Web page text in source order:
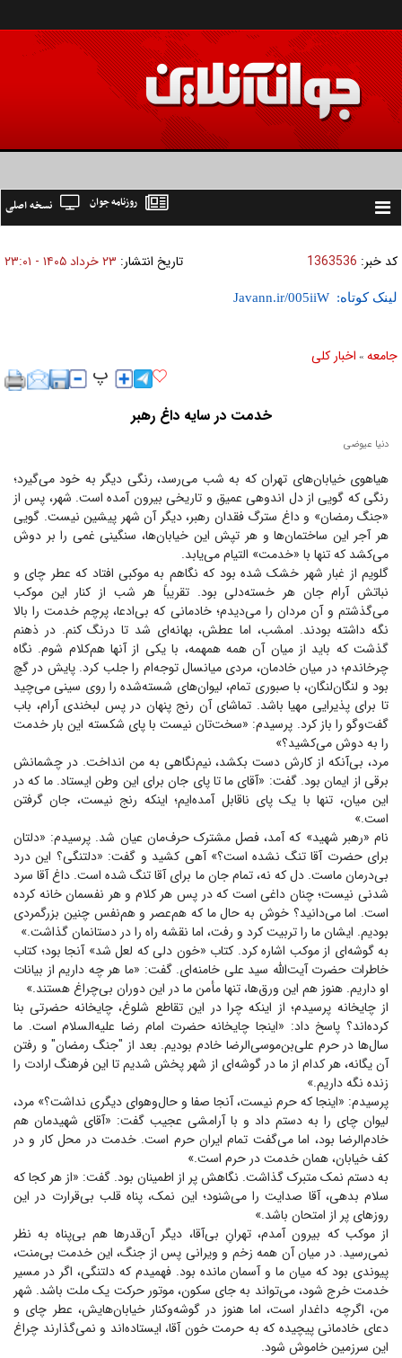
Toggle
نسخه اصلی روزنامه جوان
کد خبر: 1363536 تاریخ انتشار: ۲۳ خرداد ۱۴۰۵ - ۲۳:۰۱
لینک کوتاه:
جامعه » اخبار كلی
خدمت در سایه داغ رهبر
دنیا عیوضی
هیاهوی خیابان‌های تهران که به شب می‌رسد، رنگی دیگر به خود می‌گیرد؛
رنگی که گویی از دل اندوهی عمیق و تاریخی بیرون آمده است. شهر، پس از
«جنگ رمضان» و داغ سترگ فقدان رهبر، دیگر آن شهر پیشین نیست. گویی
هر آجر این ساختمان‌ها و هر تپش این خیابان‌ها، سنگینی غمی را بر دوش
می‌کشد که تنها با «خدمت» التیام می‌یابد.
گلویم از غبار شهر خشک شده بود که نگاهم به موکبی افتاد که عطر چای و
نباتش آرام جان هر خسته‌دلی بود. تقریباً هر شب از کنار این موکب
می‌گذشتم و آن مردان را می‌دیدم؛ خادمانی که بی‌ادعا، پرچم خدمت را بالا
نگه داشته بودند. امشب، اما عطش، بهانه‌ای شد تا درنگ کنم. در ذهنم
گذشت که باید از میان آن همه همهمه، با یکی از آنها هم‌کلام شوم. نگاه
چرخاندم؛ در میان خادمان، مردی میانسال توجه‌ام را جلب کرد. پایش در گچ
بود و لنگان‌لنگان، با صبوری تمام، لیوان‌های شسته‌شده را روی سینی می‌چید
تا برای پذیرایی مهیا باشد. تماشای آن رنج پنهان در پس لبخندی آرام، باب
گفت‌و‌گو را باز کرد. پرسیدم: «سخت‌تان نیست با پای شکسته این بار خدمت
را به دوش می‌کشید؟»
مرد، بی‌آنکه از کارش دست بکشد، نیم‌نگاهی به من انداخت. در چشمانش
برقی از ایمان بود. گفت: «آقای ما تا پای جان برای این وطن ایستاد. ما که در
این میان، تنها با یک پای ناقابل آمده‌ایم؛ اینکه رنج نیست، جان گرفتن
است.»
نام «رهبر شهید» که آمد، فصل مشترک حرف‌مان عیان شد. پرسیدم: «دلتان
برای حضرت آقا تنگ نشده است؟» آهی کشید و گفت: «دلتنگی؟ این درد
بی‌درمان ماست. دل که نه، تمام جان ما برای آقا تنگ شده است. داغ آقا سرد
شدنی نیست؛ چنان داغی است که در پس هر کلام و هر نفسمان خانه کرده
است. اما می‌دانید؟ خوش به حال ما که هم‌عصر و هم‌نفس چنین بزرگمردی
بودیم. ایشان ما را تربیت کرد و رفت، اما نقشه راه را در دستانمان گذاشت.»
به گوشه‌ای از موکب اشاره کرد. کتاب «خون دلی که لعل شد» آنجا بود؛ کتاب
خاطرات حضرت آیت‌الله سید علی خامنه‌ای. گفت: «ما هر چه داریم از بیانات
او داریم. هنوز هم این ورق‌ها، تنها مأمن ما در این دوران بی‌چراغ هستند.»
از چایخانه پرسیدم؛ از اینکه چرا در این تقاطع شلوغ، چایخانه حضرتی بنا
کرده‌اند؟ پاسخ داد: «اینجا چایخانه حضرت امام رضا علیه‌السلام است. ما
سال‌ها در حرم علی‌بن‌موسی‌الرضا خادم بودیم. بعد از "جنگ رمضان" و رفتن
آن یگانه، هر کدام از ما در گوشه‌ای از شهر پخش شدیم تا این فرهنگ ارادت را
زنده نگه داریم.»
پرسیدم: «اینجا که حرم نیست، آنجا صفا و حال‌وهوای دیگری نداشت؟» مرد،
لیوان چای را به دستم داد و با آرامشی عجیب گفت: «آقای شهیدمان هم
خادم‌الرضا بود، اما می‌گفت تمام ایران حرم است. خدمت در محل کار و در
کف خیابان، همان خدمت در حرم است.»
به دستم نمک متبرک گذاشت. نگاهش پر از اطمینان بود. گفت: «از هر کجا که
سلام بدهی، آقا صدایت را می‌شنود؛ این نمک، پناه قلب بی‌قرارت در این
روز‌های پر از امتحان باشد.»
از موکب که بیرون آمدم، تهرانِ بی‌آقا، دیگر آن‌قدر‌ها هم بی‌پناه به نظر
نمی‌رسید. در میان آن همه زخم و ویرانی پس از جنگ، این خدمت بی‌منت،
پیوندی بود که میان ما و آسمان مانده بود. فهمیدم که دلتنگی، اگر در مسیر
خدمت خرج شود، می‌تواند به جای سکون، موتور حرکت یک ملت باشد. شهر
من، اگرچه داغدار است، اما هنوز در گوشه‌وکنار خیابان‌هایش، عطر چای و
دعای خادمانی پیچیده که به حرمت خون آقا، ایستاده‌اند و نمی‌گذارند چراغ
این سرزمین خاموش شود.